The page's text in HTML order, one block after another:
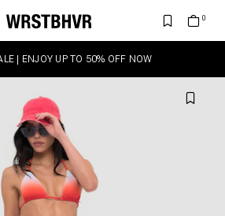
| ENJOY UP TO 50% OFF NOW